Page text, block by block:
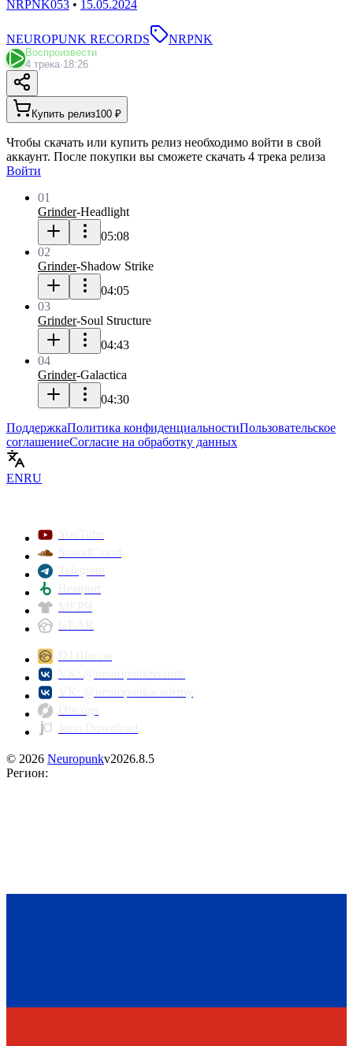
NRPNK053 • 15.05.2024
NEUROPUNK RECORDS NRPNK
Воспроизвести
4 трека·18:26
Купить релиз100 ₽
Чтобы скачать или купить релиз необходимо войти в свой
аккаунт. После покупки вы сможете скачать 4 трека релиза
Войти
01
Grinder-Headlight
05:08
02
Grinder-Shadow Strike
04:05
03
Grinder-Soul Structure
04:43
04
Grinder-Galactica
04:30
ПоддержкаПолитика конфиденциальностиПользовательское
соглашениеСогласие на обработку данных
ENRU
© 2026 Neuropunkv2026.8.5
Регион: